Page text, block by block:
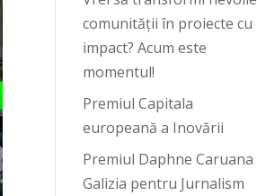
comunității în proiecte cu
impact? Acum este
momentul!
Premiul Capitala
europeană a Inovării
Premiul Daphne Caruana
Galizia pentru Jurnalism